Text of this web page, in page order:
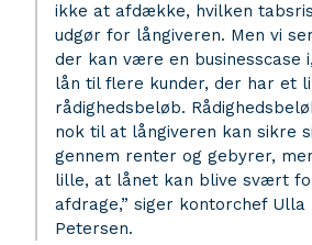
ikke at afdække, hvilken
udgør for långiveren. Men vi
der kan være en businesscase
lån til flere kunder, der har et
rådighedsbeløb.
nok til at långiveren kan sikre
gennem renter og gebyrer,
lille, at lånet kan blive svært
afdrage,” siger kontorchef Ulla
Petersen.